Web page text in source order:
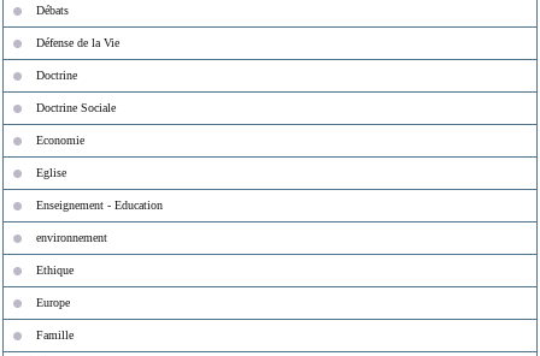
Débats
Défense de la Vie
Doctrine
Doctrine Sociale
Economie
Eglise
Enseignement - Education
environnement
Ethique
Europe
Famille